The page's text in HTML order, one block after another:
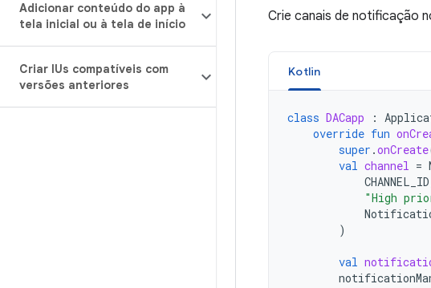
Adicionar conteúdo do app à
tela inicial ou à tela de início
Criar IUs compatíveis com
versões anteriores
Crie canais de notificação
Kotlin
class DACapp :
override fun
super .onCreate
val channel =
CHANNEL_ID
"High
)
val